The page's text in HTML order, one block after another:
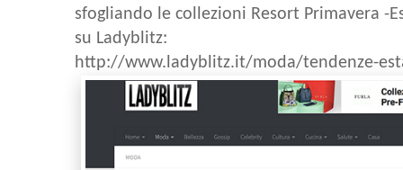
sfogliando le collezioni Resort Primavera -
su Ladyblitz:
http://www.ladyblitz.it/moda/tendenze-